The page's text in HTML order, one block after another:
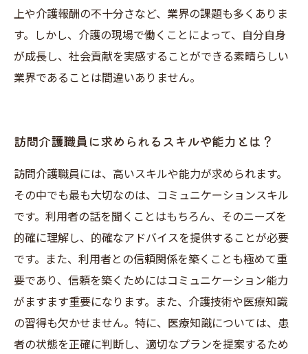
上や介護報酬の不十分さなど、業界の課題も多くありま
す。しかし、介護の現場で働くことによって、自分自身
が成長し、社会貢献を実感することができる素晴らしい
業界であることは間違いありません。
訪問介護職員に求められるスキルや能力とは？
訪問介護職員には、高いスキルや能力が求められます。
その中でも最も大切なのは、コミュニケーションスキル
です。利用者の話を聞くことはもちろん、そのニーズを
的確に理解し、的確なアドバイスを提供することが必要
です。また、利用者との信頼関係を築くことも極めて重
要であり、信頼を築くためにはコミュニケーション能力
がますます重要になります。また、介護技術や医療知識
の習得も欠かせません。特に、医療知識については、患
者の状態を正確に判断し、適切なプランを提案するため